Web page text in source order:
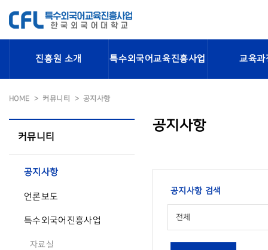
진흥원 소개 특수외국어교육진흥사업 교육과
HOME 커뮤니티 공지사항
커뮤니티
공지사항
언론보도
특수외국어진흥사업
자료실
공지사항
공지사항 검색
전체